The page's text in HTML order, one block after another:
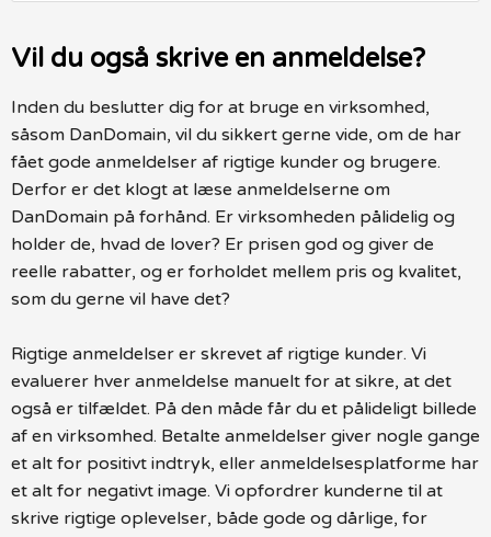
Vil du også skrive en anmeldelse?
Inden du beslutter dig for at bruge en virksomhed,
såsom DanDomain, vil du sikkert gerne vide, om de har
fået gode anmeldelser af rigtige kunder og brugere.
Derfor er det klogt at læse anmeldelserne om
DanDomain på forhånd. Er virksomheden pålidelig og
holder de, hvad de lover? Er prisen god og giver de
reelle rabatter, og er forholdet mellem pris og kvalitet,
som du gerne vil have det?
Rigtige anmeldelser er skrevet af rigtige kunder. Vi
evaluerer hver anmeldelse manuelt for at sikre, at det
også er tilfældet. På den måde får du et pålideligt billede
af en virksomhed. Betalte anmeldelser giver nogle gange
et alt for positivt indtryk, eller anmeldelsesplatforme har
et alt for negativt image. Vi opfordrer kunderne til at
skrive rigtige oplevelser, både gode og dårlige, for